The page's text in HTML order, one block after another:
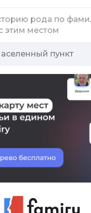
рода по
этим местом